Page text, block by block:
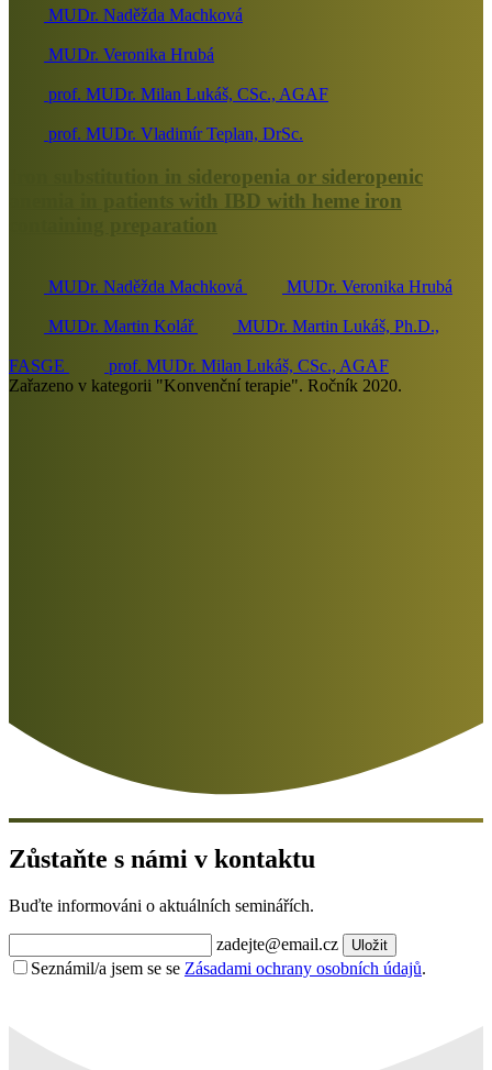
MUDr. Naděžda Machková
MUDr. Veronika Hrubá
prof. MUDr. Milan Lukáš, CSc., AGAF
prof. MUDr. Vladimír Teplan, DrSc.
Iron substitution in sideropenia or sideropenic
anemia in patients with IBD with heme iron
containing preparation
MUDr. Naděžda Machková MUDr. Veronika Hrubá
MUDr. Martin Kolář MUDr. Martin Lukáš, Ph.D.,
FASGE
prof. MUDr. Milan Lukáš, CSc., AGAF
Zařazeno v kategorii "Konvenční terapie". Ročník 2020.
Zůstaňte s námi v kontaktu
Buďte informováni o aktuálních seminářích.
zadejte@email.cz Uložit
Seznámil/a jsem se se Zásadami ochrany osobních údajů.